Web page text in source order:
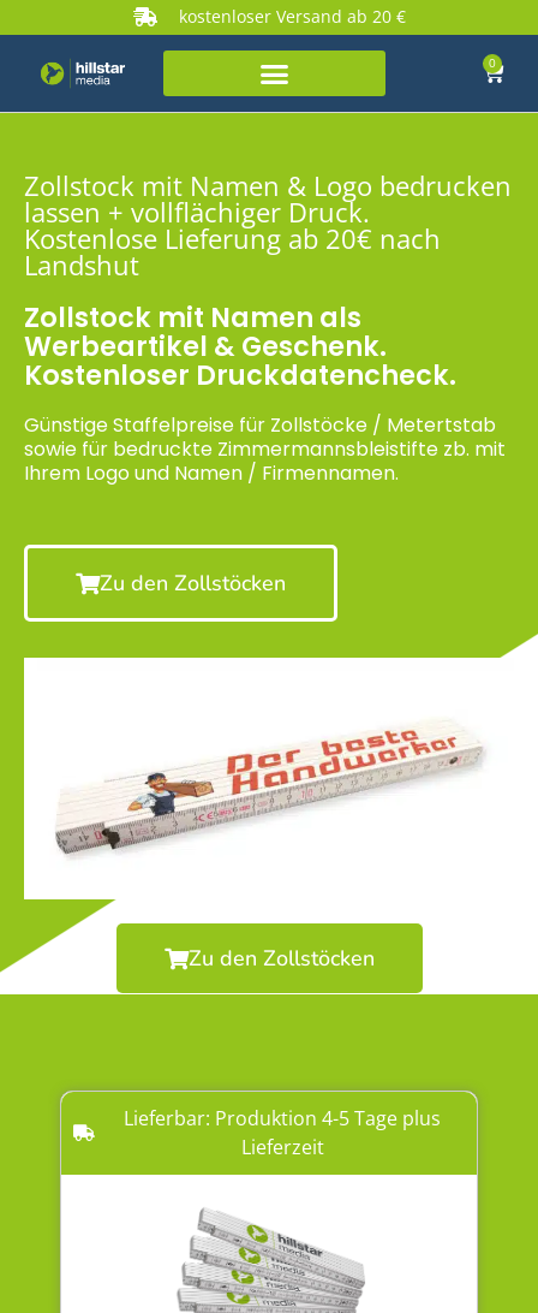
kostenloser Versand ab 20 €
0
Zollstock mit Namen & Logo bedrucken
lassen + vollflächiger Druck.
Kostenlose Lieferung ab 20€ nach
Landshut
Zollstock mit Namen als
Werbeartikel & Geschenk.
Kostenloser Druckdatencheck.
Günstige Staffelpreise für Zollstöcke / Metertstab
sowie für bedruckte Zimmermannsbleistifte zb. mit
Ihrem Logo und Namen / Firmennamen.
Zu den Zollstöcken
Zu den Zollstöcken
Lieferbar: Produktion 4-5 Tage plus
Lieferzeit